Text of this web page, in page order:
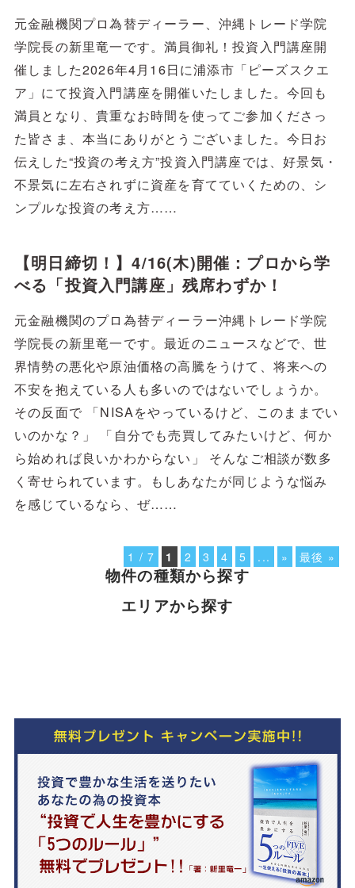
元金融機関プロ為替ディーラー、沖縄トレード学院
学院長の新里竜一です。満員御礼！投資入門講座開
催しました2026年4月16日に浦添市「ピーズスクエ
ア」にて投資入門講座を開催いたしました。今回も
満員となり、貴重なお時間を使ってご参加くださっ
た皆さま、本当にありがとうございました。今日お
伝えした“投資の考え方”投資入門講座では、好景気・
不景気に左右されずに資産を育てていくための、シ
ンプルな投資の考え方……
【明日締切！】4/16(木)開催：プロから学
べる「投資入門講座」残席わずか！
元金融機関のプロ為替ディーラー沖縄トレード学院
学院長の新里竜一です。最近のニュースなどで、世
界情勢の悪化や原油価格の高騰をうけて、将来への
不安を抱えている人も多いのではないでしょうか。
その反面で 「NISAをやっているけど、このままでい
いのかな？」 「自分でも売買してみたいけど、何か
ら始めれば良いかわからない」 そんなご相談が数多
く寄せられています。もしあなたが同じような悩み
を感じているなら、ぜ……
1 / 7 1 2 3 4 5 ... » 最後 »
物件の種類から探す
エリアから探す